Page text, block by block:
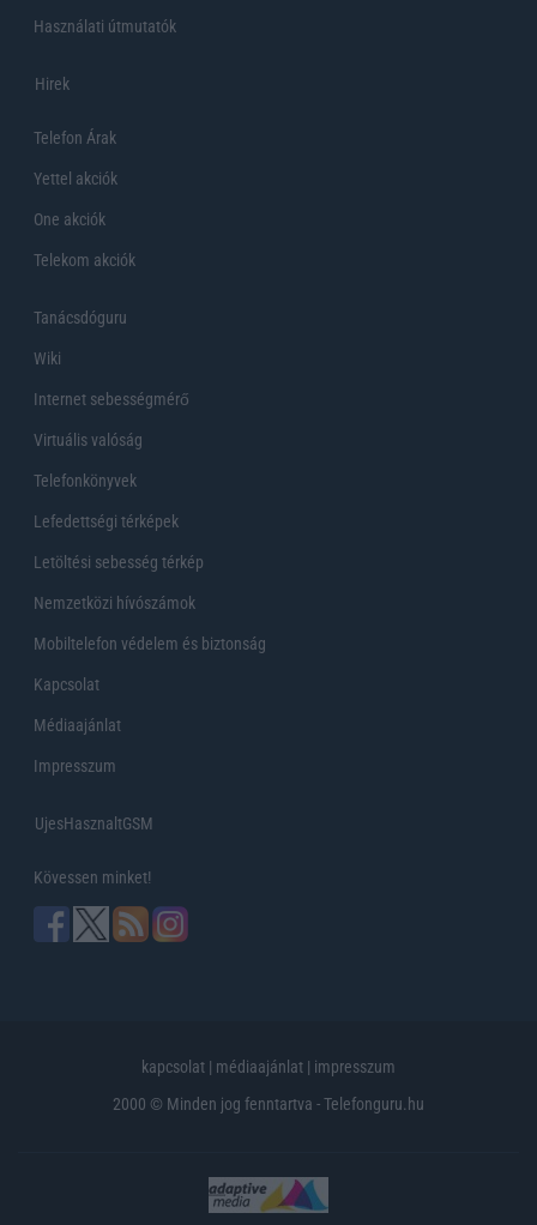
Használati útmutatók
Hirek
Telefon Árak
Yettel akciók
One akciók
Telekom akciók
Tanácsdóguru
Wiki
Internet sebességmérő
Virtuális valóság
Telefonkönyvek
Lefedettségi térképek
Letöltési sebesség térkép
Nemzetközi hívószámok
Mobiltelefon védelem és biztonság
Kapcsolat
Médiaajánlat
Impresszum
UjesHasznaltGSM
Kövessen minket!
kapcsolat | médiaajánlat | impresszum
2000 © Minden jog fenntartva - Telefonguru.hu